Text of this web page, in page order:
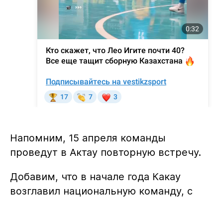
Напомним, 15 апреля команды
проведут в Актау повторную встречу.
Добавим, что в начале года Какау
возглавил национальную команду, с